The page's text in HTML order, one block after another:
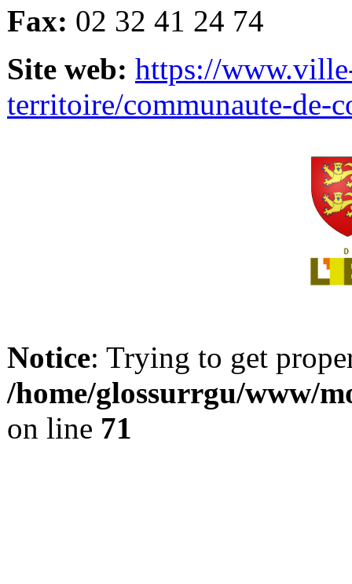
Fax: 02 32 41 24 74
Site web: https://
territoire/communaute-de-
Notice: Trying to get
/home/glossurrgu/www/
on line 71